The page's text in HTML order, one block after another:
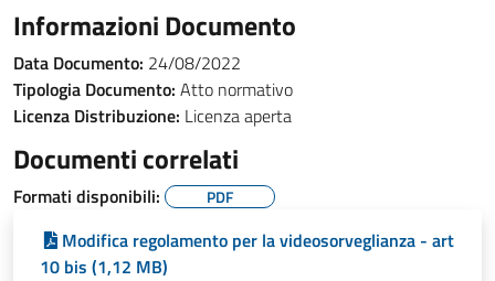
Informazioni Documento
Data Documento: 24/08/2022
Tipologia Documento: Atto normativo
Licenza Distribuzione: Licenza aperta
Documenti correlati
Formati disponibili: PDF
Modifica regolamento per la videosorveglianza - art
10 bis (1,12 MB)